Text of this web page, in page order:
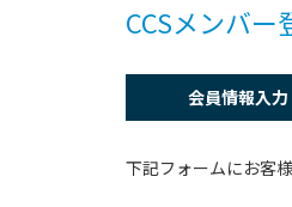
CCSメンバー
会員情報入力
下記フォームにお客